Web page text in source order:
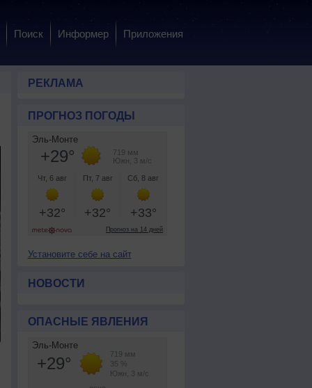
Поиск Информер Приложения
РЕКЛАМА
ПРОГНОЗ ПОГОДЫ
Установите себе на сайт
НОВОСТИ
ОПАСНЫЕ ЯВЛЕНИЯ